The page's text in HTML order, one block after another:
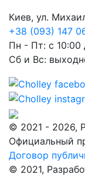
Киев, ул.
+38 (093) 147
Пн - Пт: с 10:00
Сб и Вс:
© 2021 - 2026,
Официальный
Договор
© 2021,